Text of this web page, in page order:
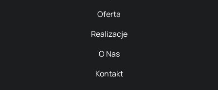
Oferta
Realizacje
O Nas
Kontakt